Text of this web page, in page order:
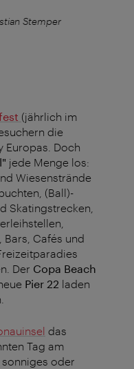
Stemper
(jährlich im
die
Europas. Doch
jede Menge los:
Wiesenstrände
(Ball)-
Skatingstrecken,
Bars, Cafés und
Der Copa Beach
Pier 22 laden
das
Tag am
oder